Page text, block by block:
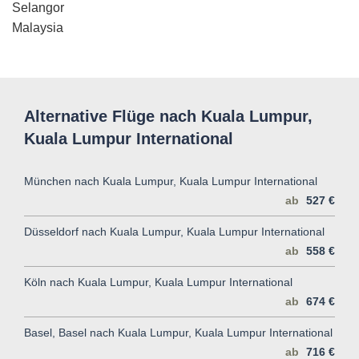
Selangor
Malaysia
Alternative Flüge nach Kuala Lumpur,
Kuala Lumpur International
München nach Kuala Lumpur, Kuala Lumpur International
ab
527 €
Düsseldorf nach Kuala Lumpur, Kuala Lumpur International
ab
558 €
Köln nach Kuala Lumpur, Kuala Lumpur International
ab
674 €
Basel, Basel nach Kuala Lumpur, Kuala Lumpur International
ab
716 €